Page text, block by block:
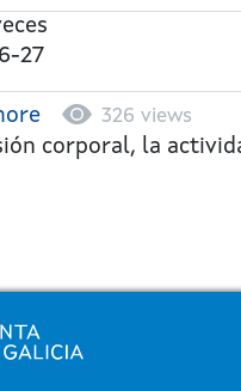
27
about
La
actividad
326 views
corporal, la